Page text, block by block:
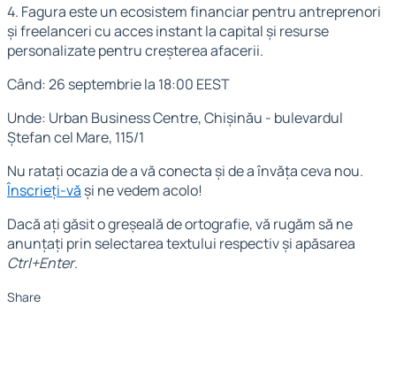
4. Fagura este un ecosistem financiar pentru antreprenori
și freelanceri cu acces instant la capital și resurse
personalizate pentru creșterea afacerii.
Când: 26 septembrie la 18:00 EEST
Unde: Urban Business Centre, Chișinău - bulevardul
Ștefan cel Mare, 115/1
Nu ratați ocazia de a vă conecta și de a învăța ceva nou.
Înscrieți-vă și ne vedem acolo!
Dacă ați găsit o greșeală de ortografie, vă rugăm să ne
anunțați prin selectarea textului respectiv și apăsarea
Ctrl+Enter.
Share